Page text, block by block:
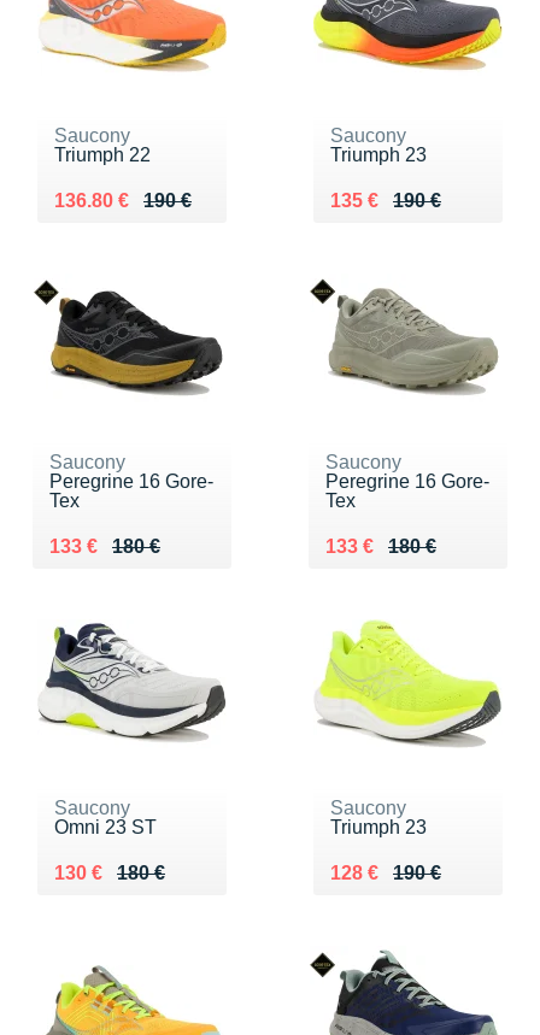
Saucony
Triumph 22
190 €
Au lieu de 190 €
136.80 €
Vendu 136.80 €
Saucony
Triumph 23
190 €
Au lieu de 190 €
135 €
Vendu 135 €
Saucony
Peregrine 16 Gore-
Tex
180 €
Au lieu de 180 €
133 €
Vendu 133 €
Saucony
Peregrine 16 Gore-
Tex
180 €
Au lieu de 180 €
133 €
Vendu 133 €
Saucony
Omni 23 ST
180 €
Au lieu de 180 €
130 €
Vendu 130 €
Saucony
Triumph 23
190 €
Au lieu de 190 €
128 €
Vendu 128 €